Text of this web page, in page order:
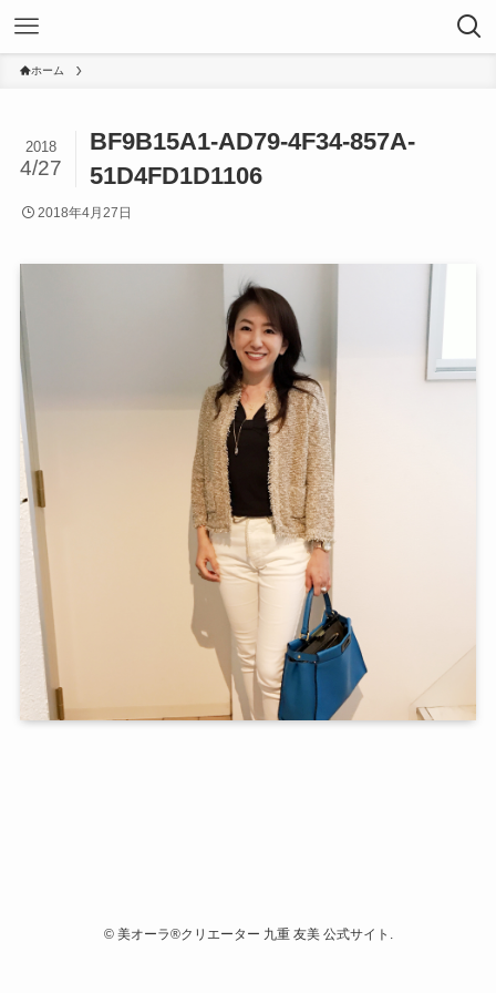
ホーム
BF9B15A1-AD79-4F34-857A-
51D4FD1D1106
2018
4/27
2018年4月27日
©美オーラ®クリエーター 九重 友美 公式サイト.